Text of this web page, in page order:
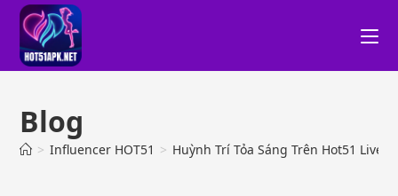
Blog
> Influencer HOT51 > Huỳnh Trí Tỏa Sáng Trên Hot51 Live